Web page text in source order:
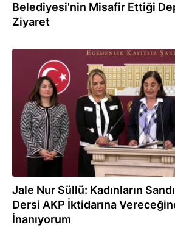
Belediyesi'nin Misafir Ettiği
Ziyaret
30.03.2023
Jale Nur Süllü: Kadınların
Dersi AKP İktidarına
İnanıyorum